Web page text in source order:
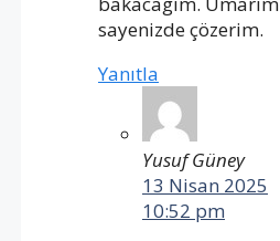
sayenizde çözerim.
Yanıtla
Yusuf Güney
13 Nisan 2025
10:52 pm